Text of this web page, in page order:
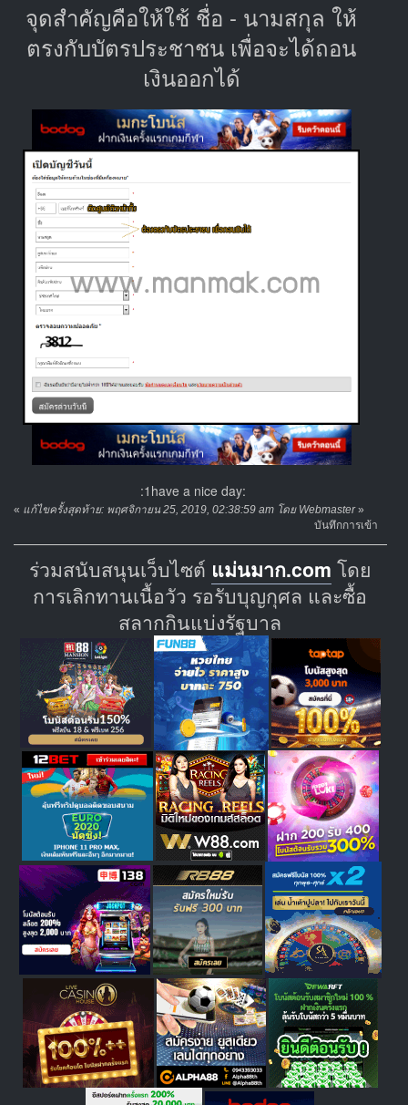
จุดสำคัญคือให้ใช้ ชื่อ - นามสกุล ให้
ตรงกับบัตรประชาชน เพื่อจะได้ถอน
เงินออกได้
:1have a nice day:
« แก้ไขครั้งสุดท้าย: พฤศจิกายน 25, 2019, 02:38:59 am โดย Webmaster»
บันทึกการเข้า
ร่วมสนับสนุนเว็บไซต์ แม่นมาก.com โดย
การเลิกทานเนื้อวัว รอรับบุญกุศล และซื้อ
สลากกินแบ่งรัฐบาล